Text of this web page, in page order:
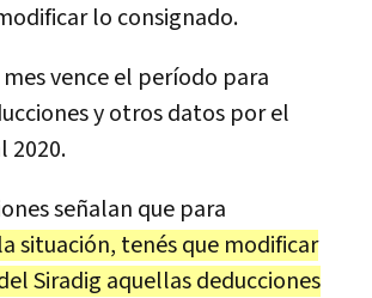
lo consignado.
mes vence el período para
y otros datos por el
2020.
señalan que para
situación, tenés que modificar
Siradig aquellas deducciones